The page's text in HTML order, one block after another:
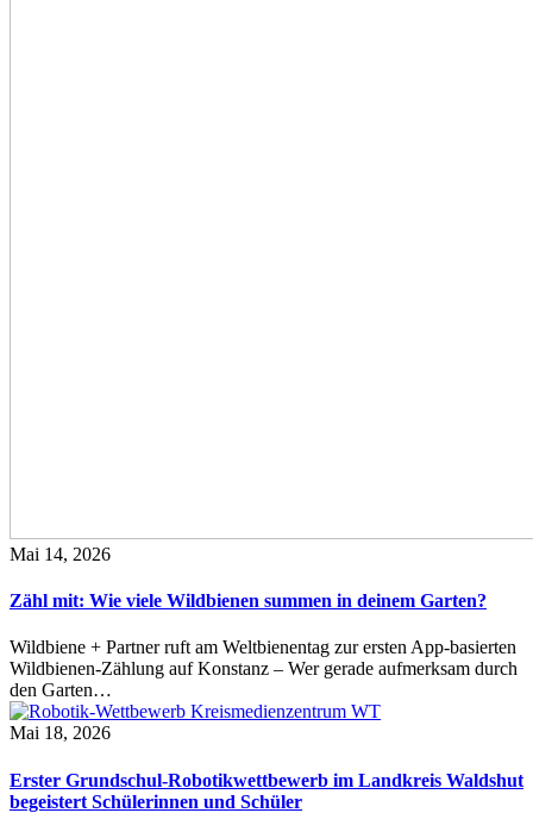
Mai 14, 2026
Zähl mit: Wie viele Wildbienen summen in deinem Garten?
Wildbiene + Partner ruft am Weltbienentag zur ersten App-basierten
Wildbienen-Zählung auf Konstanz – Wer gerade aufmerksam durch
den Garten…
Mai 18, 2026
Erster Grundschul-Robotikwettbewerb im Landkreis Waldshut
begeistert Schülerinnen und Schüler